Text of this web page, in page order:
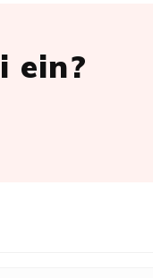
ein?